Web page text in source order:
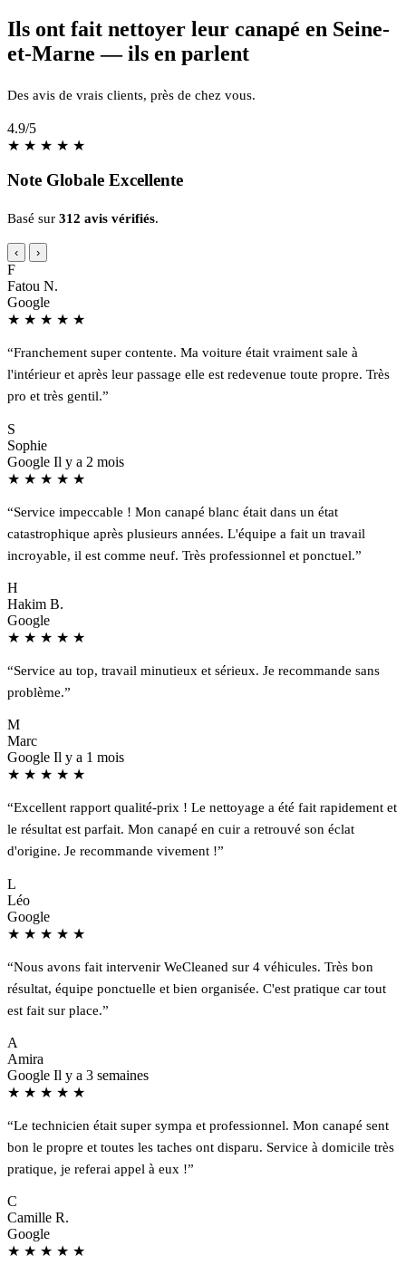
Ils ont fait nettoyer leur canapé en Seine-
et-Marne — ils en parlent
Des avis de vrais clients, près de chez vous.
4.9/5
★ ★ ★ ★ ★
Note Globale Excellente
Basé sur 312 avis vérifiés.
‹ ›
F
Fatou N.
Google
★ ★ ★ ★ ★
“Franchement super contente. Ma voiture était vraiment sale à
l'intérieur et après leur passage elle est redevenue toute propre. Très
pro et très gentil.”
S
Sophie
Google Il y a 2 mois
★ ★ ★ ★ ★
“Service impeccable ! Mon canapé blanc était dans un état
catastrophique après plusieurs années. L'équipe a fait un travail
incroyable, il est comme neuf. Très professionnel et ponctuel.”
H
Hakim B.
Google
★ ★ ★ ★ ★
“Service au top, travail minutieux et sérieux. Je recommande sans
problème.”
M
Marc
Google Il y a 1 mois
★ ★ ★ ★ ★
“Excellent rapport qualité-prix ! Le nettoyage a été fait rapidement et
le résultat est parfait. Mon canapé en cuir a retrouvé son éclat
d'origine. Je recommande vivement !”
L
Léo
Google
★ ★ ★ ★ ★
“Nous avons fait intervenir WeCleaned sur 4 véhicules. Très bon
résultat, équipe ponctuelle et bien organisée. C'est pratique car tout
est fait sur place.”
A
Amira
Google Il y a 3 semaines
★ ★ ★ ★ ★
“Le technicien était super sympa et professionnel. Mon canapé sent
bon le propre et toutes les taches ont disparu. Service à domicile très
pratique, je referai appel à eux !”
C
Camille R.
Google
★ ★ ★ ★ ★